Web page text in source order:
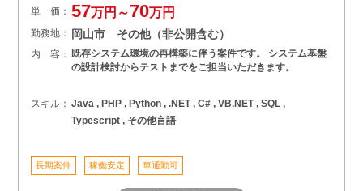
単 価： 57万円～70万円
勤務地： 岡山市 その他（非公開含む）
内 容：
既存システム環境の再構築に伴う案件です。 システム基盤
の設計検討からテストまでをご担当いただきます。
スキル： Java , PHP , Python , .NET , C# , VB.NET , SQL ,
Typescript , その他言語
長期案件 稼働安定 車通勤可